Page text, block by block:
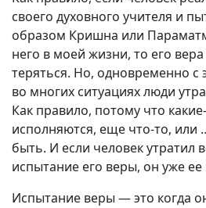
своего духовного учителя и
образом Кришна или
него в моей жизни, то его
теряться. Но, одновременно
во многих ситуациях люди
Как правило, потому что
исполняются, еще что-то, или
быть. И если человек утратил
испытание его веры, он уже ее
Испытание веры — это когда